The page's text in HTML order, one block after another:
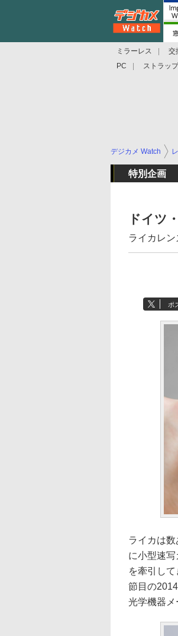
ミラーレス 交
PC
ストラップ
デジカメ Watch
特別企画
ドイツ
ライカレン
ポ
ライカは
に小型速
を牽引し
節目の
光学機器メ